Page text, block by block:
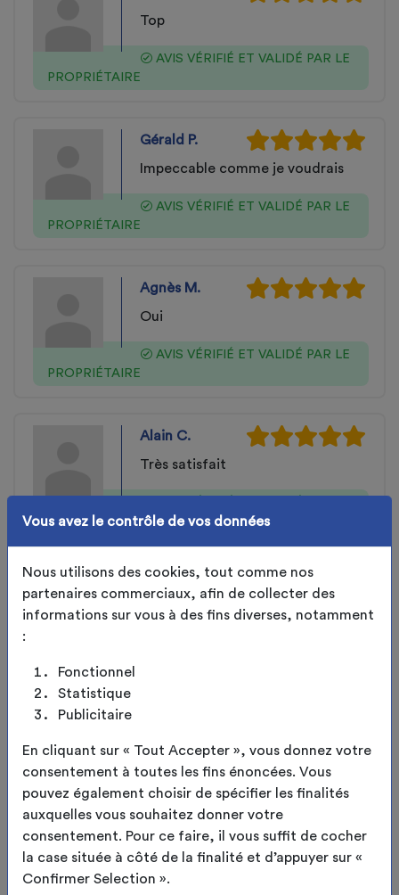
Vous avez le contrôle de vos données
Nous utilisons des cookies, tout comme nos
partenaires commerciaux, afin de collecter des
informations sur vous à des fins diverses, notamment
:
Fonctionnel
Statistique
Publicitaire
En cliquant sur « Tout Accepter », vous donnez votre
consentement à toutes les fins énoncées. Vous
pouvez également choisir de spécifier les finalités
auxquelles vous souhaitez donner votre
consentement. Pour ce faire, il vous suffit de cocher
la case située à côté de la finalité et d’appuyer sur «
Confirmer Selection ».
Top
AVIS VÉRIFIÉ ET VALIDÉ PAR LE
PROPRIÉTAIRE
Gérald P.
Impeccable comme je voudrais
AVIS VÉRIFIÉ ET VALIDÉ PAR LE
PROPRIÉTAIRE
Agnès M.
Oui
AVIS VÉRIFIÉ ET VALIDÉ PAR LE
PROPRIÉTAIRE
Alain C.
Très satisfait
PROPRIÉTAIRE
Frédéric P.
Très satisfaits de la qualité du
AVIS VÉRIFIÉ ET VALIDÉ PAR LE PROPRIÉTAIRE
pour le moment parfait
AVIS VÉRIFIÉ ET VALIDÉ PAR LE
PROPRIÉTAIRE
Jean-marc B.